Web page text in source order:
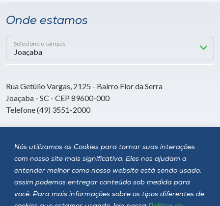
Nós utilizamos os Cookies para tornar suas interações
com nosso site mais significativa. Eles nos ajudam a
entender melhor como nosso website está sendo usado,
assim podemos entregar conteúdo sob medida para
você. Para mais informações sobre os tipos diferentes de
Onde estamos
Selecione o campus
Rua Getúlio Vargas, 2125 - Bairro Flor da Serra
Joaçaba - SC - CEP 89600-000
Telefone (49) 3551-2000
Siga a Unoesc